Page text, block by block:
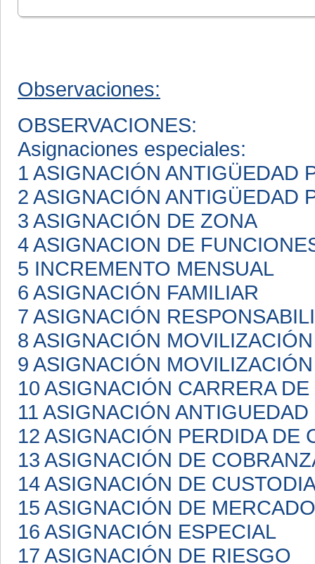
Observaciones:
OBSERVACIONES:
Asignaciones especiales:
1 ASIGNACIÓN ANTIGÜEDAD
2 ASIGNACIÓN ANTIGÜEDAD
3 ASIGNACIÓN DE ZONA
4 ASIGNACION DE
5 INCREMENTO MENSUAL
6 ASIGNACIÓN FAMILIAR
7 ASIGNACIÓN
8 ASIGNACIÓN MOVILIZACIÓN
9 ASIGNACIÓN
10 ASIGNACIÓN CARRERA
11 ASIGNACIÓN
12 ASIGNACIÓN PERDIDA DE
13 ASIGNACIÓN DE
14 ASIGNACIÓN DE
15 ASIGNACIÓN DE MERCADO
16 ASIGNACIÓN ESPECIAL
17 ASIGNACIÓN DE RIESGO